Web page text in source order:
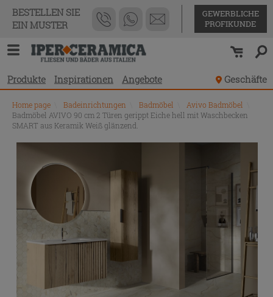
BESTELLEN SIE
EIN MUSTER
GEWERBLICHE
PROFIKUNDE
Produkte Inspirationen Angebote Geschäfte
Home page Badeinrichtungen Badmöbel Avivo Badmöbel
Badmöbel AVIVO 90 cm 2 Türen gerippt Eiche hell mit Waschbecken
SMART aus Keramik Weiß glänzend.